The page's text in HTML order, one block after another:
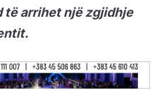
arrihet një zgjidhje